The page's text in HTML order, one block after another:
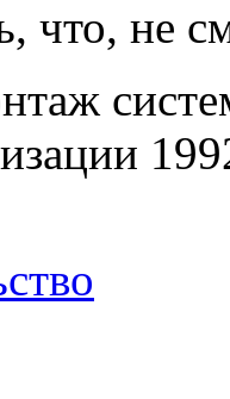
что, не